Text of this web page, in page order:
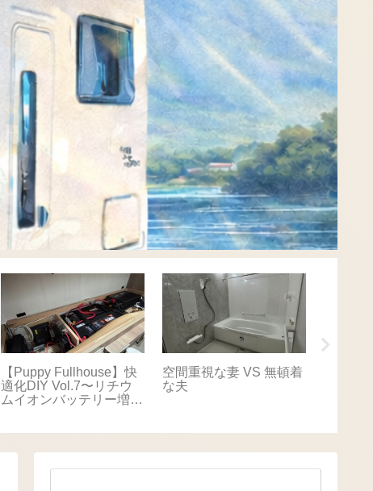
【Puppy Fullhouse】快
適化DIY Vol.7〜リチウ
ムイオンバッテリー増
空間重視な妻 VS 無頓着
な夫